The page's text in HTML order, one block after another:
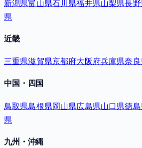
新潟県富山県石川県福井県山梨県長野
県
近畿
三重県滋賀県京都府大阪府兵庫県奈良
中国・四国
鳥取県島根県岡山県広島県山口県徳島
県
九州・沖縄